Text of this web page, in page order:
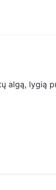
algą, lygią